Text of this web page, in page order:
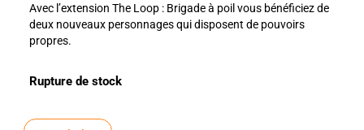
Avec l’extension The Loop : Brigade à poil vous bénéficiez de
deux nouveaux personnages qui disposent de pouvoirs
propres.
Rupture de stock